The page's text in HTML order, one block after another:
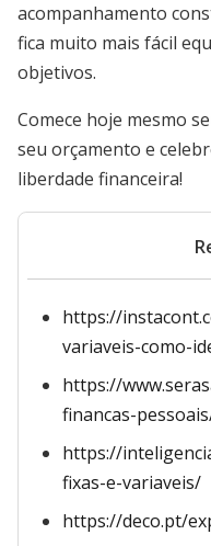
acompanhamento
fica muito mais fácil
objetivos.
Comece hoje mesmo
seu orçamento e
liberdade financeira!
https://
variaveis-como-
https://
financas-
https://
fixas-e-variaveis/
https://deco.pt/